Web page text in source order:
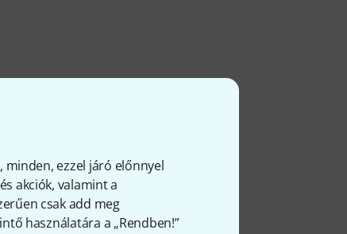
minden, ezzel járó előnnyel
akciók, valamint a
csak add meg
használatára a „Rendben!”